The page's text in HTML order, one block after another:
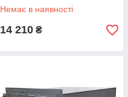
Немає в наявності
14 210 ₴